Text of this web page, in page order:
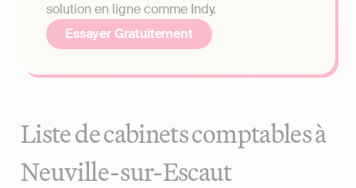
solution en ligne comme Indy.
Essayer Gratuitement
Liste de cabinets comptables à
Neuville-sur-Escaut